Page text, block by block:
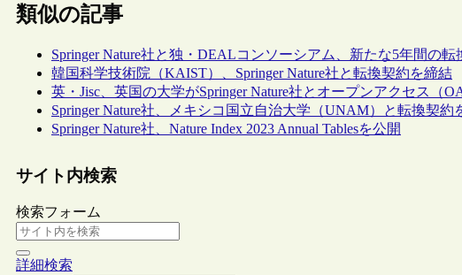
類似の記事
Springer Nature社と独・DEALコンソーシアム、新たな5年間の
韓国科学技術院（KAIST）、Springer Nature社と転換契約を締結
英・Jisc、英国の大学がSpringer Nature社とオープンアクセス（
Springer Nature社、メキシコ国立自治大学（UNAM）と転換契約
Springer Nature社、Nature Index 2023 Annual Tablesを公開
サイト内検索
検索フォーム
詳細検索